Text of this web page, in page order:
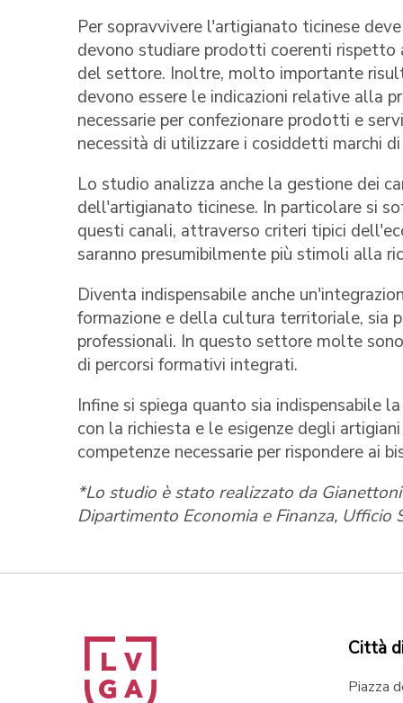
Per sopravvivere l'artigianato ticinese
devono studiare prodotti coerenti
del settore. Inoltre, molto importante
devono essere le indicazioni relative alla
necessarie per confezionare prodotti e
necessità di utilizzare i cosiddetti marchi
Lo studio analizza anche la gestione dei
dell'artigianato ticinese. In particolare si
questi canali, attraverso criteri tipici
saranno presumibilmente più stimoli alla
Diventa indispensabile anche
formazione e della cultura territoriale, sia
professionali. In questo settore molte
di percorsi formativi integrati.
Infine si spiega quanto sia indispensabile
con la richiesta e le esigenze degli
competenze necessarie per rispondere ai
*Lo studio è stato realizzato da
Dipartimento Economia e Finanza, Ufficio
Città
Piazza